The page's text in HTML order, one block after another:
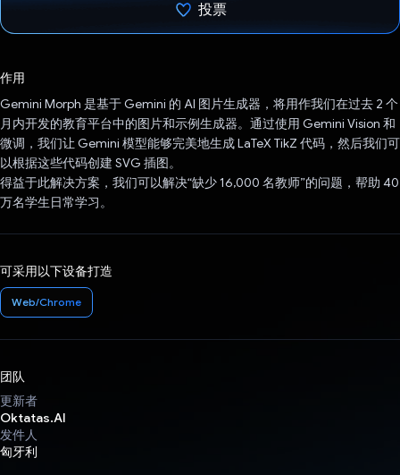
投票
作用
Gemini Morph 是基于 Gemini 的 AI 图片生成器，将用作我们在过去 2 个
月内开发的教育平台中的图片和示例生成器。通过使用 Gemini Vision 和
微调，我们让 Gemini 模型能够完美地生成 LaTeX TikZ 代码，然后我们可
以根据这些代码创建 SVG 插图。
得益于此解决方案，我们可以解决“缺少 16,000 名教师”的问题，帮助 40
万名学生日常学习。
可采用以下设备打造
Web/Chrome
团队
更新者
Oktatas.AI
发件人
匈牙利